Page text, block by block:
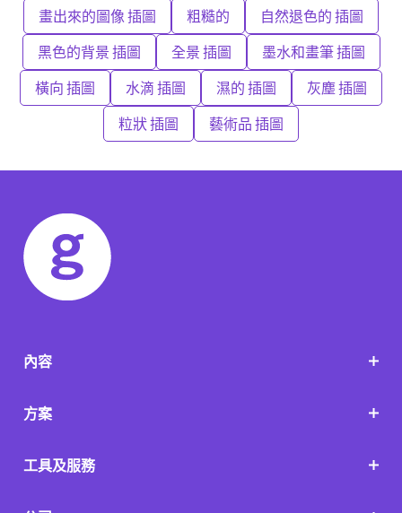
畫出來的圖像 插圖 粗糙的 自然退色的 插圖
黑色的背景 插圖 全景 插圖 墨水和畫筆 插圖
橫向 插圖 水滴 插圖 濕的 插圖 灰塵 插圖
粒狀 插圖 藝術品 插圖
內容
方案
工具及服務